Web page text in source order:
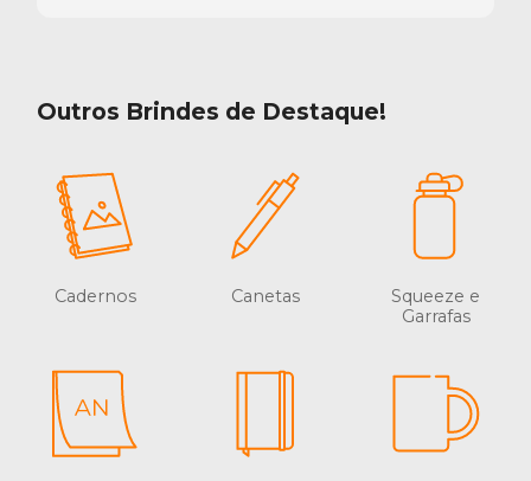
Outros Brindes de Destaque!
Cadernos Canetas
Squeeze e
Garrafas